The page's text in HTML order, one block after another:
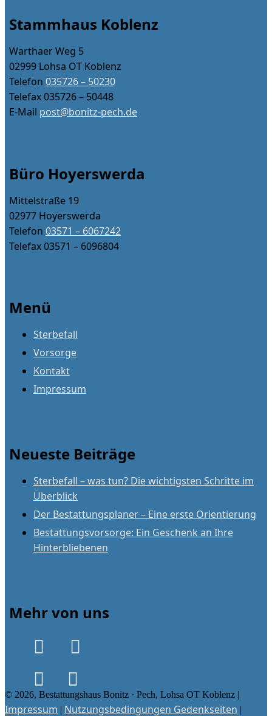
Stammhaus Koblenz
Warthaer Weg 5
02999 Lohsa OT Koblenz
Telefon 035726 – 50230
Telefax 035726 – 50448
E-Mail post@bonitz-pech.de
Büro Hoyerswerda
Mittelstraße 19
02977 Hoyerswerda
Telefon 03571 – 6067242
Telefax 03571 – 6096804
Menü
Sterbefall
Vorsorge
Kontakt
Impressum
Neueste Beiträge
Sterbefall – was tun? Die wichtigsten Schritte im
Überblick
Der Bestattungsplaner – Eine erste Orientierung
Bestattungsvorsorge: Ein Geschenk an Ihre
Hinterbliebenen
Mehr von uns
© 2026, Bestattungshaus Bonitz · Pech, Lohsa OT Koblenz |
Impressum | Nutzungsbedingungen Gedenkseiten |